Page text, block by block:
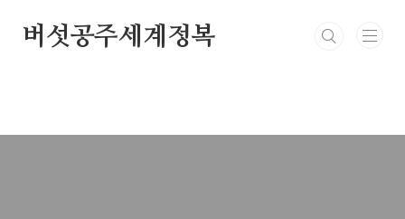
버섯공주세계정복